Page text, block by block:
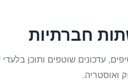
חברתיות
עדכונים שוטפים ותוכן בלעדי
ואוסטריה.